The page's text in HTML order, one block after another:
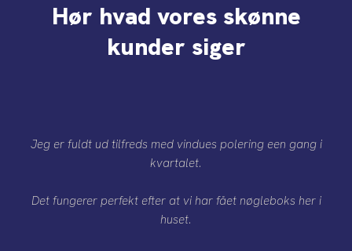
Hør hvad vores skønne
kunder siger​
Jeg er fuldt ud tilfreds med vindues polering een gang i
kvartalet.
Det fungerer perfekt efter at vi har fået nøgleboks her i
huset.